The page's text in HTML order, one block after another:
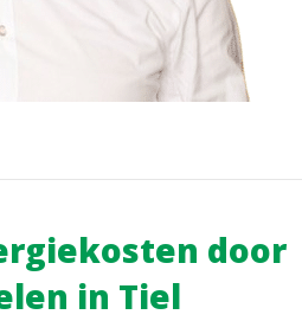
door
in Tiel